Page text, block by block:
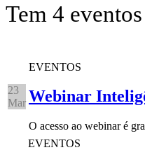
Tem 4
23
Mar
EVENTOS
Webinar
O acesso ao webinar é
EVENTOS